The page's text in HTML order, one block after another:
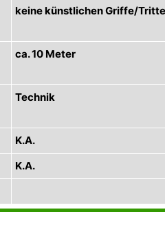
keine künstlichen Griffe/Tritte
ca. 10 Meter
Technik
K.A.
K.A.